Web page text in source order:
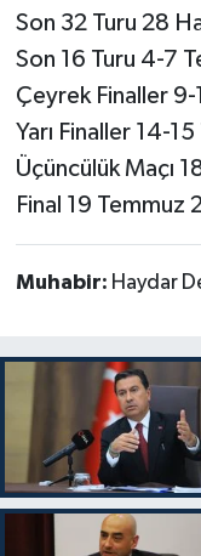
Son 32 Turu 28
Son 16 Turu 4-7
Çeyrek Finaller
Yarı Finaller 14-
Üçüncülük Maçı
Final 19 Temmuz
Muhabir: Haydar